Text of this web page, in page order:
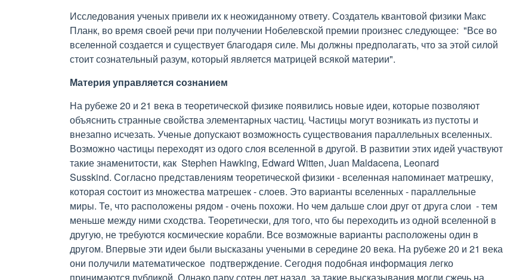
Исследования ученых привели их к неожиданному ответу. Создатель квантовой физики Макс
Планк, во время своей речи при получении Нобелевской премии произнес следующее: "Все во
вселенной создается и существует благодаря силе. Мы должны предполагать, что за этой силой
стоит сознательный разум, который является матрицей всякой материи".
Материя управляется сознанием
На рубеже 20 и 21 века в теоретической физике появились новые идеи, которые позволяют
объяснить странные свойства элементарных частиц. Частицы могут возникать из пустоты и
внезапно исчезать. Ученые допускают возможность существования параллельных вселенных.
Возможно частицы переходят из одого слоя вселенной в другой. В развитии этих идей участвуют
такие знаменитости, как Stephen Hawking, Edward Witten, Juan Maldacena, Leonard
Susskind. Согласно представлениям теоретической физики - вселенная напоминает матрешку,
которая состоит из множества матрешек - слоев. Это варианты вселенных - параллельные
миры. Те, что расположены рядом - очень похожи. Но чем дальше слои друг от друга слои - тем
меньше между ними сходства. Теоретически, для того, что бы переходить из одной вселенной в
другую, не требуются космические корабли. Все возможные варианты расположены один в
другом. Впервые эти идеи были высказаны учеными в середине 20 века. На рубеже 20 и 21 века
они получили математическое подтверждение. Сегодня подобная информация легко